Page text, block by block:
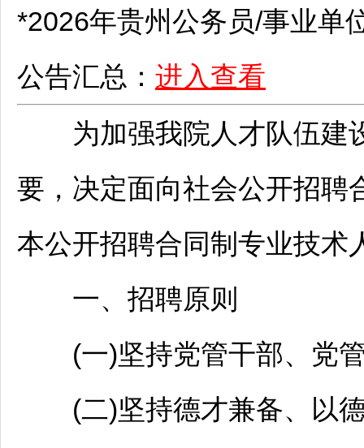
*2026年贵州公务员/事业单
公告汇总： 进入查看
为加强我院人才队伍建
要，决定面向社会公开招聘
本公开招聘合同制专业技术
一、 招聘原则
(一)坚持党管干部、党管
(二)坚持德才兼备、以德